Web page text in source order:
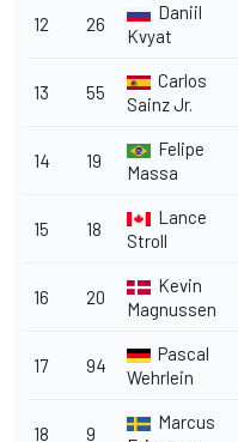
12 26
Daniil
Kvyat
13 55
Carlos
Sainz Jr.
14 19
Felipe
Massa
15 18
Lance
Stroll
16 20
Kevin
Magnussen
17 94
Pascal
Wehrlein
18 9
Marcus